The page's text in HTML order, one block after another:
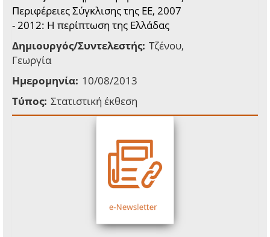
Περιφέρειες Σύγκλισης της ΕΕ, 2007
- 2012: Η περίπτωση της Ελλάδας
Δημιουργός/Συντελεστής: Τζένου,
Γεωργία
Ημερομηνία: 10/08/2013
Τύπος: Στατιστική έκθεση